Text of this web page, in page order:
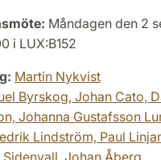
Måndagen den 2
i LUX:B152
Martin Nykvist
Byrskog, Johan Cato,
Johanna Gustafsson
Lindström, Paul